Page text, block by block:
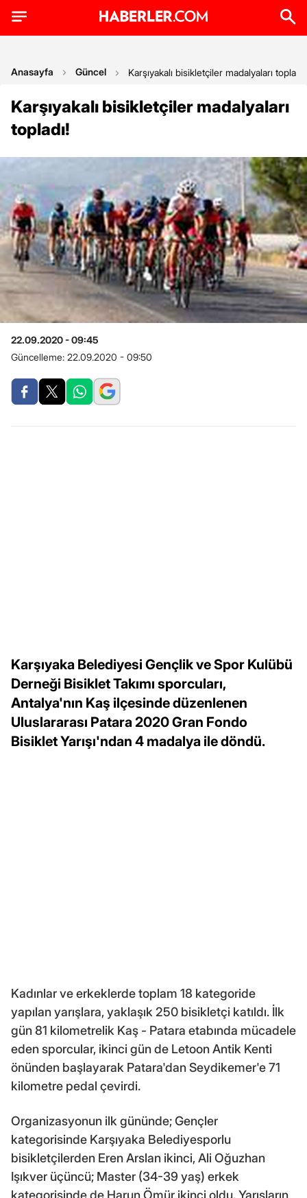
Anasayfa Güncel Karşıyakalı bisikletçiler madalyaları topladı!
Karşıyakalı bisikletçiler madalyaları
topladı!
22.09.2020 - 09:45
Güncelleme: 22.09.2020 - 09:50
Karşıyaka Belediyesi Gençlik ve Spor Kulübü
Derneği Bisiklet Takımı sporcuları,
Antalya'nın Kaş ilçesinde düzenlenen
Uluslararası Patara 2020 Gran Fondo
Bisiklet Yarışı'ndan 4 madalya ile döndü.
Kadınlar ve erkeklerde toplam 18 kategoride
yapılan yarışlara, yaklaşık 250 bisikletçi katıldı. İlk
gün 81 kilometrelik Kaş - Patara etabında mücadele
eden sporcular, ikinci gün de Letoon Antik Kenti
önünden başlayarak Patara'dan Seydikemer'e 71
kilometre pedal çevirdi.
Organizasyonun ilk gününde; Gençler
kategorisinde Karşıyaka Belediyesporlu
bisikletçilerden Eren Arslan ikinci, Ali Oğuzhan
Işıkver üçüncü; Master (34-39 yaş) erkek